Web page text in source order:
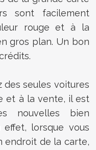
sont facilement
rouge et à la
gros plan. Un bon
des seules voitures
et à la vente, il est
nouvelles bien
lorsque vous
endroit de la carte,